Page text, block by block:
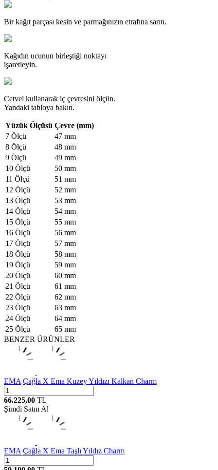
Bir kağıt parçası kesin ve parmağınızın etrafına sarın.
Kağıdın ucunun birleştiği noktayı
işaretleyin.
Cetvel kullanarak iç çevresini ölçün.
Yandaki tabloya bakın.
Yüzük Ölçüsü Çevre (mm)
7 Ölçü
47 mm
8 Ölçü
48 mm
9 Ölçü
49 mm
10 Ölçü
50 mm
11 Ölçü
51 mm
12 Ölçü
52 mm
13 Ölçü
53 mm
14 Ölçü
54 mm
15 Ölçü
55 mm
16 Ölçü
56 mm
17 Ölçü
57 mm
18 Ölçü
58 mm
19 Ölçü
59 mm
20 Ölçü
60 mm
21 Ölçü
61 mm
22 Ölçü
62 mm
23 Ölçü
63 mm
24 Ölçü
64 mm
25 Ölçü
65 mm
BENZER ÜRÜNLER
EMA Çağla X Ema Kuzey Yıldızı Kalkan Charm
66.225,00 TL
Şimdi Satın Al
EMA Çağla X Ema Taşlı Yıldız Charm